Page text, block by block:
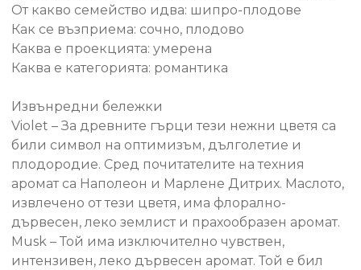
От какво семейство идва: шипро-плодове
Как се възприема: сочно, плодово
Каква е проекцията: умерена
Каква е категорията: романтика
Извънредни бележки
Violet – За древните гърци тези нежни цветя са
били символ на оптимизъм, дълголетие и
плодородие. Сред почитателите на техния
аромат са Наполеон и Марлене Дитрих. Маслото,
извлечено от тези цветя, има флорално-
дървесен, леко землист и прахообразен аромат.
Musk – Той има изключително чувствен,
интензивен, леко дървесен аромат. Той е бил